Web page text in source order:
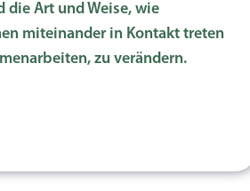
die Art und Weise, wie
miteinander in Kontakt treten
zu verändern.